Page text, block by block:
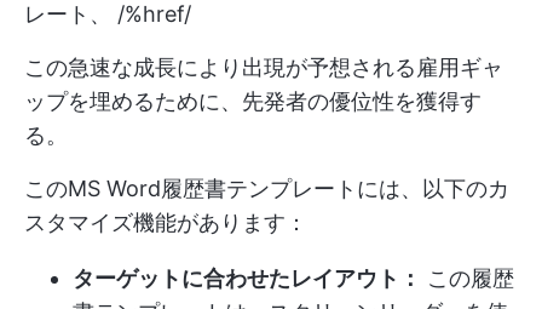
レート、 /%href/
この急速な成長により出現が予想される雇用ギャ
ップを埋めるために、先発者の優位性を獲得す
る。
このMS Word履歴書テンプレートには、以下のカ
スタマイズ機能があります：
ターゲットに合わせたレイアウト：
この履歴